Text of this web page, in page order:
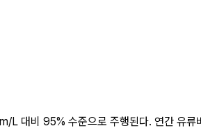
L 대비 95% 수준으로 주행된다. 연간 유